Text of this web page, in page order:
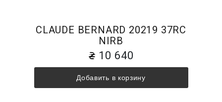
CLAUDE BERNARD 20219 37RC
NIRB
10 640
Добавить в корзину